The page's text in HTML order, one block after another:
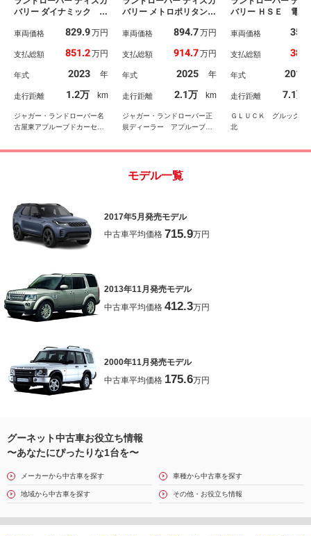
バリー ダイナミック Ｈ
Ｗ インテリジェントフ
閉式サンルーフ プライ
ール フォグランプ シ
ートクーラー＆ヒータ
ー ステアリングヒータ
ー ウインドウヒータ
ー アクティブデフ
車両価格 829.9万円
支払総額 851.2万円
年式 2023 年
走行距離 1.2万 km
ジャガー・ランドローバー名
古屋東アプルーブドカーセン
ス
バリー メトロポリタンエ
認定中古車 サイドステ
イバシーガラス サンル
フ ヘッドアップディス
プレイ コンソールクー
ラー フロントシートヒ
ータークーラー ２列目
シートヒータークーラー
車両価格 894.7万円
支払総額 914.7万円
年式 2025 年
走行距離 2.1万 km
ジャガー・ランドローバー正
規ディーラー アプルーブド
アール株式会社
バリー ＨＳＥ 電子
列シート７人乗り
テールゲート Ｍｅ
テム デュアルエア
ン サラウンドカメ
ステム キセノンヘ
ライト
車両価格 358
支払総額 388
年式 2014
走行距離 7.1万
ＧＬＵＣＫ グルック横
北
モデル一覧
2017年5月発売モデル
中古車平均価格 715.9万円
2013年11月発売モデル
中古車平均価格 412.3万円
2000年11月発売モデル
中古車平均価格 175.6万円
グーネット中古車お役立ち情報
〜あなたにぴったりな1台を〜
メーカーから中古車を探す 車種から中古車を探す
地域から中古車を探す その他・お役立ち情報